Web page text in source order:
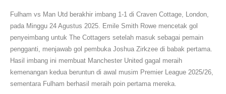
Fulham vs Man Utd berakhir imbang 1-1 di Craven Cottage, London,
pada Minggu 24 Agustus 2025. Emile Smith Rowe mencetak gol
penyeimbang untuk The Cottagers setelah masuk sebagai pemain
pengganti, menjawab gol pembuka Joshua Zirkzee di babak pertama.
Hasil imbang ini membuat Manchester United gagal meraih
kemenangan kedua beruntun di awal musim Premier League 2025/26,
sementara Fulham berhasil meraih poin pertama mereka.